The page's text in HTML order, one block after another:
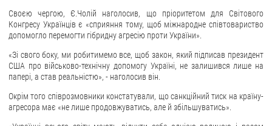
Організація доступу до публічної інформації
Запит на отримання публічної інформації
Питання запобігання корупції
Публічні закупівлі
Внутрішній аудит
Своєю чергою, Є.Чолій наголосив, що пріоритетом для Світового
Конгресу Українців є «сприяння тому, щоб міжнародне співтовариство
допомогло перемогти гібридну агресію проти України».
«Зі свого боку, ми робитимемо все, щоб закон, який підписав президент
США про військово-технічну допомогу Україні, не залишився лише на
папері, а став реальністю», - наголосив він.
Окрім того співрозмовники констатували, що санкційний тиск на країну-
агресора має «не лише продовжуватись, але й збільшуватись».